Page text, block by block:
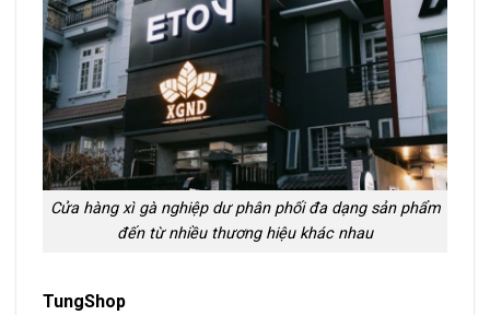
Cửa hàng xì gà nghiệp dư phân phối đa dạng sản phẩm
đến từ nhiều thương hiệu khác nhau
TungShop